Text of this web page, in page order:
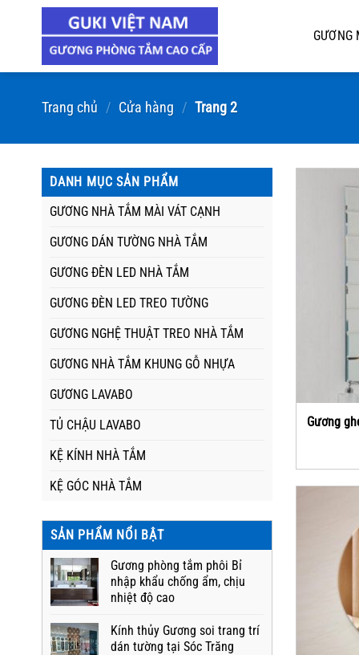
dung
GƯƠNG
Trang chủ / Cửa hàng / Trang 2
DANH MỤC SẢN PHẨM
GƯƠNG NHÀ TẮM MÀI VÁT CẠNH
GƯƠNG DÁN TƯỜNG NHÀ TẮM
GƯƠNG ĐÈN LED NHÀ TẮM
GƯƠNG ĐÈN LED TREO TƯỜNG
GƯƠNG NGHỆ THUẬT TREO NHÀ TẮM
GƯƠNG NHÀ TẮM KHUNG GỖ NHỰA
GƯƠNG LAVABO
TỦ CHẬU LAVABO
KỆ KÍNH NHÀ TẮM
KỆ GÓC NHÀ TẮM
SẢN PHẨM NỔI BẬT
Gương phòng tắm phôi Bỉ
nhập khẩu chống ẩm, chịu
nhiệt độ cao
Kính thủy Gương soi trang trí
dán tường tại Sóc Trăng
Gương